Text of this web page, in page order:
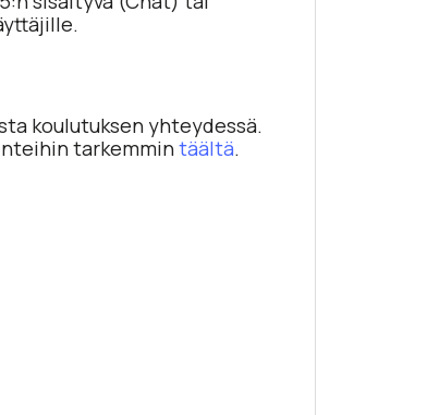
koulutuksen yhteydessä.
tarkemmintäältä.